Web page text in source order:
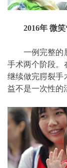
2016年 微笑
一例完整的唇
手术两个阶段。
继续做完腭裂手
益不是一次性的